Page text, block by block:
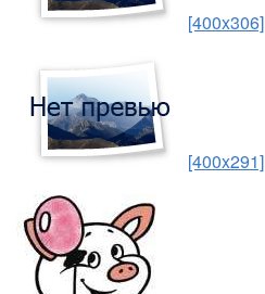
[400x306]
[400x291]